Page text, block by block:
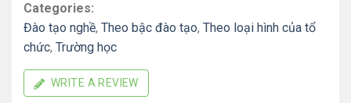
Categories:
Đào tạo nghề, Theo bậc đào tạo, Theo loại hình của tổ
chức, Trường học
WRITE A REVIEW